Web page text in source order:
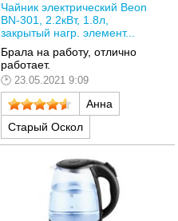
Чайник электрический Beon
BN-301, 2.2кВт, 1.8л,
закрытый нагр. элемент...
Брала на работу, отлично
работает.
23.05.2021 9:09
Анна
Старый Оскол